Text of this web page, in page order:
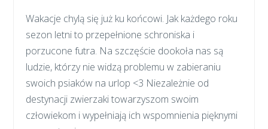
Wakacje chylą się już ku końcowi. Jak każdego roku
sezon letni to przepełnione schroniska i
porzucone futra. Na szczęście dookoła nas są
ludzie, którzy nie widzą problemu w zabieraniu
swoich psiaków na urlop <3 Niezależnie od
destynacji zwierzaki towarzyszom swoim
człowiekom i wypełniają ich wspomnienia pięknymi